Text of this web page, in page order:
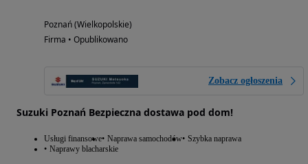
Poznań (Wielkopolskie)
Firma • Opublikowano
Zobacz ogłoszenia
Suzuki Poznań Bezpieczna dostawa pod dom!
Usługi finansowe Naprawa samochodów Szybka naprawa
Naprawy blacharskie